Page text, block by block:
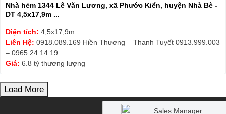
Nhà hẻm 1344 Lê Văn Lương, xã Phước Kiển, huyện Nhà Bè -
DT 4,5x17,9m ...
Diện tích: 4,5x17,9m
Liên Hệ: 0918.089.169 Hiền Thương – Thanh Tuyết 0913.999.003
– 0965.24.14.19
Giá: 6.8 tỷ thương lượng
Load More
Sales Manager